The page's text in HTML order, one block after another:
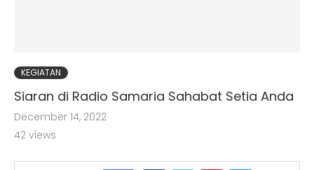
KEGIATAN
Siaran di Radio Samaria Sahabat Setia Anda
December 14, 2022
42 views